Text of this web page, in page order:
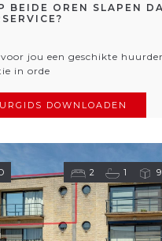
BEIDE OREN SLAPEN
jou een geschikte
in orde
DOWNLOADEN
2 1